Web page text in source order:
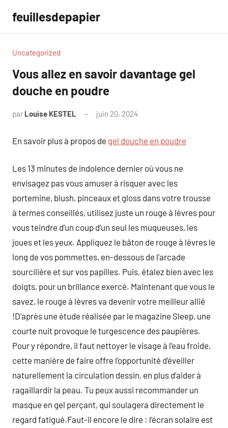
contenu
feuillesdepapier
Uncategorized
Vous allez en savoir davantage gel
douche en poudre
par Louise KESTEL juin 20, 2024
En savoir plus à propos de gel douche en poudre
Les 13 minutes de indolence dernier où vous ne
envisagez pas vous amuser à risquer avec les
portemine, blush, pinceaux et gloss dans votre trousse
à termes conseillés, utilisez juste un rouge à lèvres pour
vous teindre d’un coup d’un seul les muqueuses, les
joues et les yeux. Appliquez le bâton de rouge à lèvres le
long de vos pommettes, en-dessous de l’arcade
sourcilière et sur vos papilles. Puis, étalez bien avec les
doigts, pour un brillance exercé. Maintenant que vous le
savez, le rouge à lèvres va devenir votre meilleur allié
!D’après une étude réalisée par le magazine Sleep, une
courte nuit provoque le turgescence des paupières.
Pour y répondre, il faut nettoyer le visage à l’eau froide,
cette manière de faire offre l’opportunité d’éveiller
naturellement la circulation dessin, en plus d’aider à
ragaillardir la peau. Tu peux aussi recommander un
masque en gel perçant, qui soulagera directement le
regard fatigué.Faut-il encore le dire : l’écran solaire est